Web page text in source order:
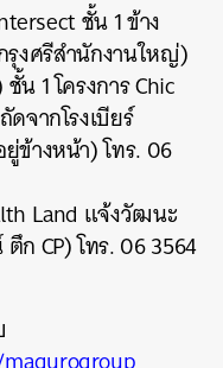
ชั้น 1 ข้าง
งศรีสำนักงานใหญ่)
1 โครงการ Chic
จากโรงเบียร์
ข้างหน้า) โทร. 06
Land แจ้งวัฒนะ
CP) โทร. 06 3564